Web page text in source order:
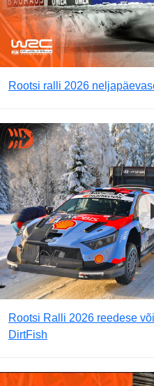
Rootsi ralli 2026
Rootsi Ralli 2026 reedese
DirtFish